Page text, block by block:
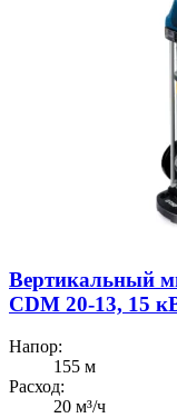
Вертикальный
CDM 20-13, 15
Напор:
155 м
Расход:
20 м³/ч